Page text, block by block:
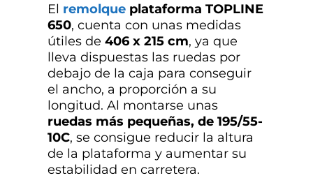
El remolque plataforma TOPLINE
650, cuenta con unas medidas
útiles de 406 x 215 cm, ya que
lleva dispuestas las ruedas por
debajo de la caja para conseguir
el ancho, a proporción a su
longitud. Al montarse unas
ruedas más pequeñas, de 195/55-
10C, se consigue reducir la altura
de la plataforma y aumentar su
estabilidad en carretera.